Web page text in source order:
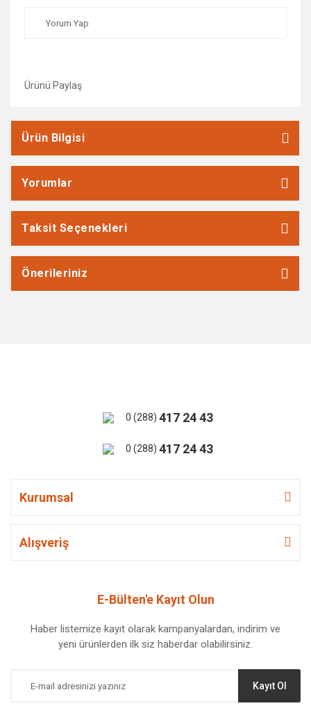
Yorum Yap
Ürünü Paylaş
Ürün Bilgisi
Yorumlar
Taksit Seçenekleri
Önerileriniz
0 (288) 417 24 43
0 (288) 417 24 43
Kurumsal
Alışveriş
E-Bülten'e Kayıt Olun
Haber listemize kayıt olarak kampanyalardan, indirim ve
yeni ürünlerden ilk siz haberdar olabilirsiniz.
Kayıt Ol